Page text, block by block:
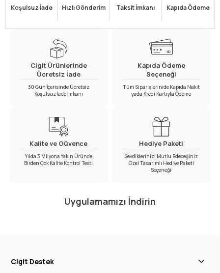
Koşulsuz İade Hızlı Gönderim Taksit İmkanı Kapıda Ödeme
Cigit Ürünlerinde
Ücretsiz İade
30 Gün İçerisinde Ücretsiz
Koşulsuz İade İmkanı
Kapıda Ödeme
Seçeneği
Tüm Siparişlerinide Kapıda Nakit
yada Kredi Kartıyla Ödeme
Kalite ve Güvence
Yılda 3 Milyona Yakın Üründe
Birden Çok Kalite Kontrol Testi
Hediye Paketi
Sevdiklerinizi Mutlu Edeceğiniz
Özel Tasarımlı Hediye Paketi
Seçeneği
Uygulamamızı İndirin
Cigit Destek